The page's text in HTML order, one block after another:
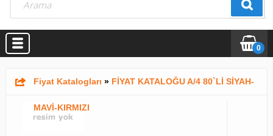
0
Fiyat Katalogları » FİYAT KATALOĞU A/4 80`Lİ SİYAH-
MAVİ-KIRMIZI